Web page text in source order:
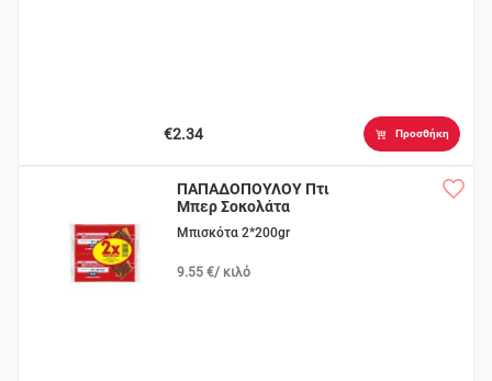
€2.34 Προσθήκη
ΠΑΠΑΔΟΠΟΥΛΟΥ Πτι
Μπερ Σοκολάτα
Μπισκότα 2*200gr
9.55 €/ κιλό